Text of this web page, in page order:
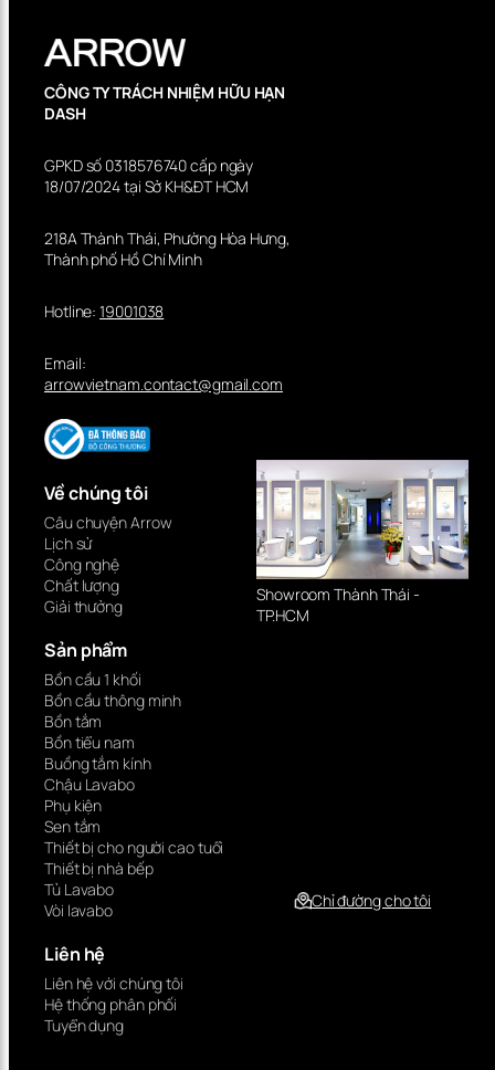
CÔNG TY TRÁCH NHIỆM HỮU HẠN
DASH
GPKD số 0318576740 cấp ngày
18/07/2024 tại Sở KH&ĐT HCM
218A Thành Thái, Phường Hòa Hưng,
Thành phố Hồ Chí Minh
Hotline:19001038
Email:
arrowvietnam.contact@gmail.com
Về chúng tôi
Câu chuyện Arrow
Lịch sử
Công nghệ
Chất lượng
Giải thưởng
Sản phẩm
Bồn cầu 1 khối
Bồn cầu thông minh
Bồn tắm
Bồn tiểu nam
Buồng tắm kính
Chậu Lavabo
Phụ kiện
Sen tắm
Thiết bị cho người cao tuổi
Thiết bị nhà bếp
Tủ Lavabo
Vòi lavabo
Liên hệ
Liên hệ với chúng tôi
Hệ thống phân phối
Tuyển dụng
Showroom Thành Thái -
TP.HCM
Chỉ đường cho tôi